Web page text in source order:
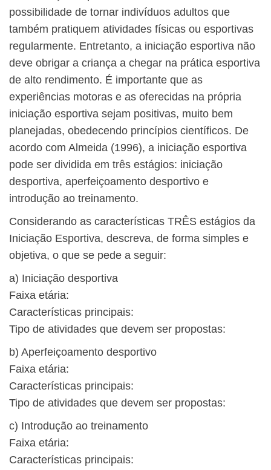
possibilidade de tornar indivíduos adultos que
também pratiquem atividades físicas ou esportivas
regularmente. Entretanto, a iniciação esportiva não
deve obrigar a criança a chegar na prática esportiva
de alto rendimento. É importante que as
experiências motoras e as oferecidas na própria
iniciação esportiva sejam positivas, muito bem
planejadas, obedecendo princípios científicos. De
acordo com Almeida (1996), a iniciação esportiva
pode ser dividida em três estágios: iniciação
desportiva, aperfeiçoamento desportivo e
introdução ao treinamento.
Considerando as características TRÊS estágios da
Iniciação Esportiva, descreva, de forma simples e
objetiva, o que se pede a seguir:
a) Iniciação desportiva
Faixa etária:
Características principais:
Tipo de atividades que devem ser propostas:
b) Aperfeiçoamento desportivo
Faixa etária:
Características principais:
Tipo de atividades que devem ser propostas:
c) Introdução ao treinamento
Faixa etária:
Características principais: